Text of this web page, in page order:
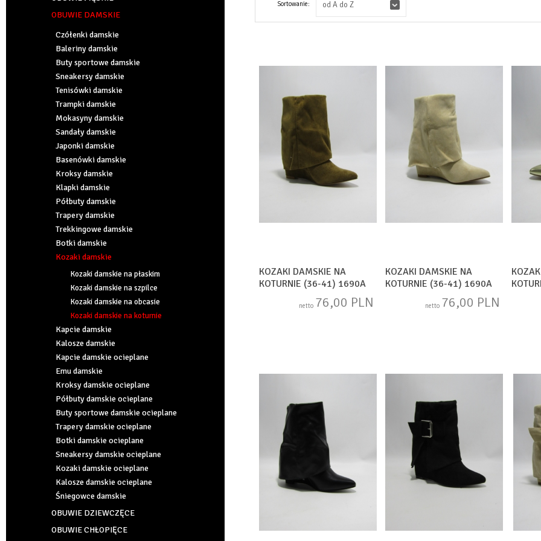
OBUWIE DAMSKIE
Czółenki damskie
Baleriny damskie
Buty sportowe damskie
Sneakersy damskie
Tenisówki damskie
Trampki damskie
Mokasyny damskie
Sandały damskie
Japonki damskie
Basenówki damskie
Kroksy damskie
Klapki damskie
Półbuty damskie
Trapery damskie
Trekkingowe damskie
Botki damskie
Kozaki damskie
Kozaki damskie na płaskim
Kozaki damskie na szpilce
Kozaki damskie na obcasie
Kozaki damskie na koturnie
Kapcie damskie
Kalosze damskie
Kapcie damskie ocieplane
Emu damskie
Kroksy damskie ocieplane
Półbuty damskie ocieplane
Buty sportowe damskie ocieplane
Trapery damskie ocieplane
Botki damskie ocieplane
Sneakersy damskie ocieplane
Kozaki damskie ocieplane
Kalosze damskie ocieplane
Śniegowce damskie
OBUWIE DZIEWCZĘCE
OBUWIE CHŁOPIĘCE
Sortowanie: od A do Z
KOZAKI DAMSKIE NA
KOTURNIE (36-41) 1690A
netto 76,00 PLN
KOZAKI DAMSKIE NA
KOTURNIE (36-41) 1690A
netto 76,00 PLN